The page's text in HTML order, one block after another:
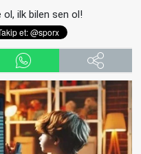
ilk bilen sen ol!